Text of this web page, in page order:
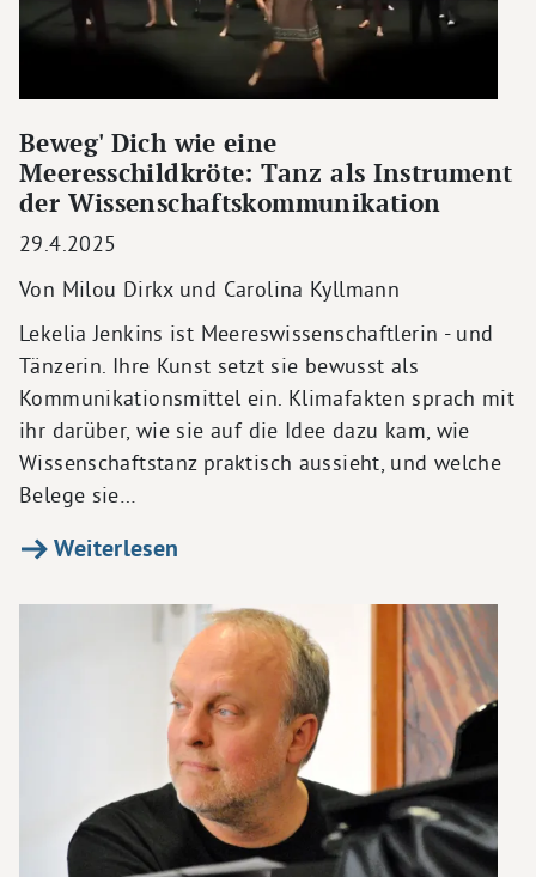
Beweg' Dich wie eine
Meeresschildkröte: Tanz als Instrument
der Wissenschaftskommunikation
29.4.2025
Von Milou Dirkx und Carolina Kyllmann
Lekelia Jenkins ist Meereswissenschaftlerin - und
Tänzerin. Ihre Kunst setzt sie bewusst als
Kommunikationsmittel ein. Klimafakten sprach mit
ihr darüber, wie sie auf die Idee dazu kam, wie
Wissenschaftstanz praktisch aussieht, und welche
Belege sie…
Weiterlesen